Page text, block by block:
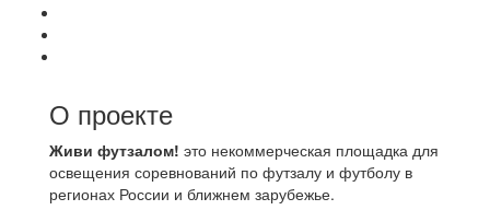
О проекте
Живи футзалом! это некоммерческая площадка для
освещения соревнований по футзалу и футболу в
регионах России и ближнем зарубежье.